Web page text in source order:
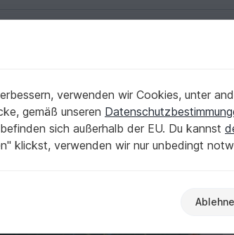
Stiftemäppchen
verwenden wir Cookies, unter
gemäß unseren
sich außerhalb der EU. Du kannst
klickst, verwenden wir nur unbedingt